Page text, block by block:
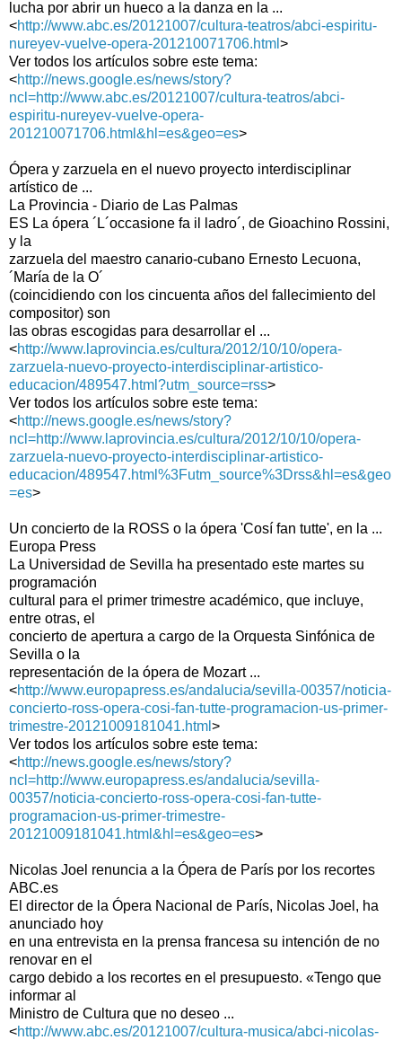
lucha por abrir un hueco a la danza en la ...
<http://www.abc.es/20121007/cultura-teatros/abci-espiritu-
nureyev-vuelve-opera-201210071706.html >
Ver todos los artículos sobre este tema:
<http://news.google.es/news/story?
ncl=http://www.abc.es/20121007/cultura-teatros/abci-
espiritu-nureyev-vuelve-opera-
201210071706.html&hl=es&geo=es>
Ópera y zarzuela en el nuevo proyecto interdisciplinar
artístico de ...
La Provincia - Diario de Las Palmas
ES La ópera ´L´occasione fa il ladro´, de Gioachino Rossini,
y la
zarzuela del maestro canario-cubano Ernesto Lecuona,
´María de la O´
(coincidiendo con los cincuenta años del fallecimiento del
compositor) son
las obras escogidas para desarrollar el ...
<http://www.laprovincia.es/cultura/2012/10/10/opera-
zarzuela-nuevo-proyecto-interdisciplinar-artistico-
educacion/489547.html?utm_source=rss>
Ver todos los artículos sobre este tema:
<http://news.google.es/news/story?
ncl=http://www.laprovincia.es/cultura/2012/10/10/opera-
zarzuela-nuevo-proyecto-interdisciplinar-artistico-
educacion/489547.html%3Futm_source%3Drss&hl=es&geo
=es>
Un concierto de la ROSS o la ópera 'Cosí fan tutte', en la ...
Europa Press
La Universidad de Sevilla ha presentado este martes su
programación
cultural para el primer trimestre académico, que incluye,
entre otras, el
concierto de apertura a cargo de la Orquesta Sinfónica de
Sevilla o la
representación de la ópera de Mozart ...
<http://www.europapress.es/andalucia/sevilla-00357/noticia-
concierto-ross-opera-cosi-fan-tutte-programacion-us-primer-
trimestre-20121009181041.html >
Ver todos los artículos sobre este tema:
<http://news.google.es/news/story?
ncl=http://www.europapress.es/andalucia/sevilla-
00357/noticia-concierto-ross-opera-cosi-fan-tutte-
programacion-us-primer-trimestre-
20121009181041.html&hl=es&geo=es>
Nicolas Joel renuncia a la Ópera de París por los recortes
ABC.es
El director de la Ópera Nacional de París, Nicolas Joel, ha
anunciado hoy
en una entrevista en la prensa francesa su intención de no
renovar en el
cargo debido a los recortes en el presupuesto. «Tengo que
informar al
Ministro de Cultura que no deseo ...
<http://www.abc.es/20121007/cultura-musica/abci-nicolas-